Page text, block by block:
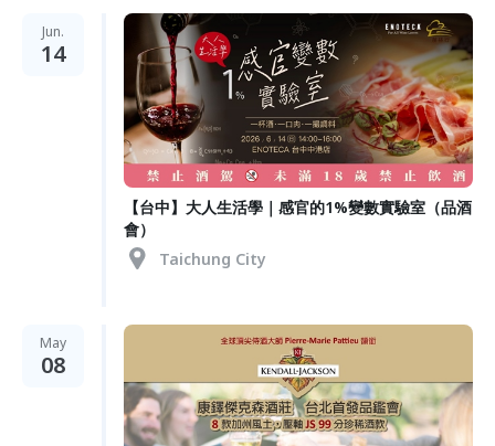
Jun.
14
【台中】大人生活學｜感官的1%變數實驗室（品酒
會）
Taichung City
May
08